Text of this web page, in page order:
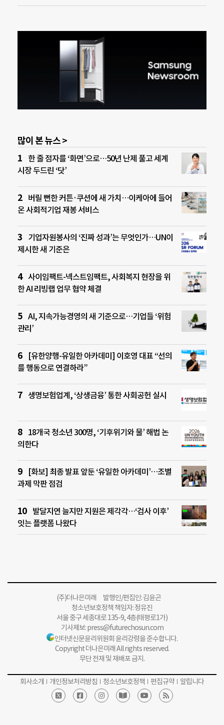
많이 본 뉴스 >
한 줄 점자를 ‘화면’으로…50년 난제 풀고 세계
시장 두드린 ‘닷’
버릴 뻔한 커튼·쿠션에 새 가치…이케아에 들어
온 사회적기업 재봉 서비스
기업자원봉사의 ‘진짜 성과’는 무엇인가…UN이
제시한 새 기준은
사이임팩트-넥스트임팩트, 사회복지 현장을 위
한 AI 리빙랩 업무 협약 체결
AI, 지속가능경영의 새 기준으로…기업들 ‘위험
관리’
[유한양행-유일한 아카데미] 이호영 대표 “선의
를 행동으로 연결하라”
생명보험업계, ‘상생금융’ 통한 사회공헌 실시
18개국 청소년 300명, ‘기후위기와 물’ 해법 논
의한다
[화보] 최종 발표 앞둔 ‘유일한 아카데미’…조별
과제 막판 점검
발달지연 늘지만 지원은 제각각…‘검사 이후’
잇는 플랫폼 나왔다
(주)더나은미래 발행인/편집인: 김윤곤
청소년보호정책 책임자: 정유진
서울 중구 세종대로 135-9, 4층(태평로1가)
기사제보:press@futurechosun.com
인터넷신문윤리위원회 윤리강령을 준수합니다.
Copyright 더나은미래 All rights reserved.
무단 전재 및 재배포 금지.
회사소개 개인정보처리방침 청소년보호정책 편집규약 알립니다